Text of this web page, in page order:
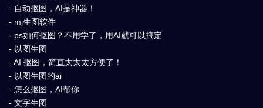
- 自动抠图，AI是神器！
- mj生图软件
- ps如何抠图？不用学了，用AI就可以搞定
- 以图生图
- AI 抠图，简直太太太方便了！
- 以图生图的ai
- 怎么抠图，AI帮你
- 文字生图